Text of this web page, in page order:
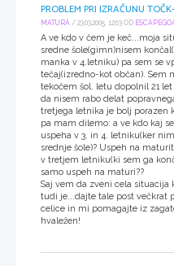
PROBLEM PRI IZRAČUNU
MATURA / 23.03.2005, 12:03 OD
A ve kdo v čem je keč...moja
sredne šole(gimn)nisem
manka v 4.letniku) pa sem se
tečaj(izredno-kot občan). Sem
tekočem šol. letu dopolnil 21
da nisem rabo delat
tretjega letnika je bolj porazen
pa mam dilemo: a ve kdo kaj
uspeha v 3. in 4. letniku(ker
srednje šole)? Uspeh na
v tretjem letniku(ki sem ga
samo uspeh na maturi??
Saj vem da zveni cela
tudi je...dajte tale post večkrat
celice in mi pomagajte iz
hvaležen!